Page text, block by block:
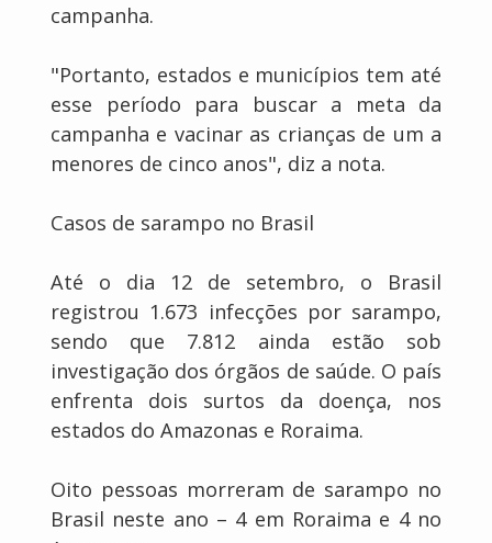
campanha.
"Portanto, estados e municípios tem até
esse período para buscar a meta da
campanha e vacinar as crianças de um a
menores de cinco anos", diz a nota.
Casos de sarampo no Brasil
Até o dia 12 de setembro, o Brasil
registrou 1.673 infecções por sarampo,
sendo que 7.812 ainda estão sob
investigação dos órgãos de saúde. O país
enfrenta dois surtos da doença, nos
estados do Amazonas e Roraima.
Oito pessoas morreram de sarampo no
Brasil neste ano – 4 em Roraima e 4 no